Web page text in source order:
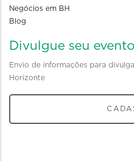
Negócios em BH
Blog
Divulgue seu evento
Envio de informações para
Horizonte